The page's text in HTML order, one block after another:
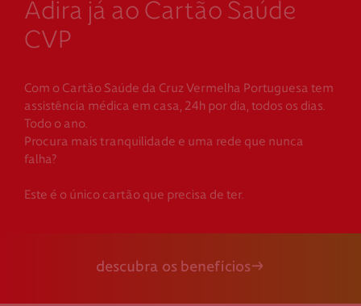
Adira já ao Cartão Saúde
CVP
Com o Cartão Saúde da Cruz Vermelha Portuguesa tem
assistência médica em casa, 24h por dia, todos os dias.
Todo o ano.
Procura mais tranquilidade e uma rede que nunca
falha?
Este é o único cartão que precisa de ter.
descubra os benefícios